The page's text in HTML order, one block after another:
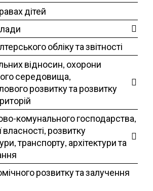
дітей
обліку та звітності
відносин, охорони
середовища,
розвитку та розвитку
комунального господарства,
розвитку
транспорту, архітектури та
розвитку та залучення